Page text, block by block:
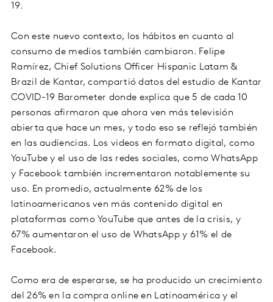
19.
Con este nuevo contexto, los hábitos en cuanto al
consumo de medios también cambiaron. Felipe
Ramírez, Chief Solutions Officer Hispanic Latam &
Brazil de Kantar, compartió datos del estudio de Kantar
COVID-19 Barometer donde explica que 5 de cada 10
personas afirmaron que ahora ven más televisión
abierta que hace un mes, y todo eso se reflejó también
en las audiencias. Los videos en formato digital, como
YouTube y el uso de las redes sociales, como WhatsApp
y Facebook también incrementaron notablemente su
uso. En promedio, actualmente 62% de los
latinoamericanos ven más contenido digital en
plataformas como YouTube que antes de la crisis, y
67% aumentaron el uso de WhatsApp y 61% el de
Facebook.
Como era de esperarse, se ha producido un crecimiento
del 26% en la compra online en Latinoamérica y el